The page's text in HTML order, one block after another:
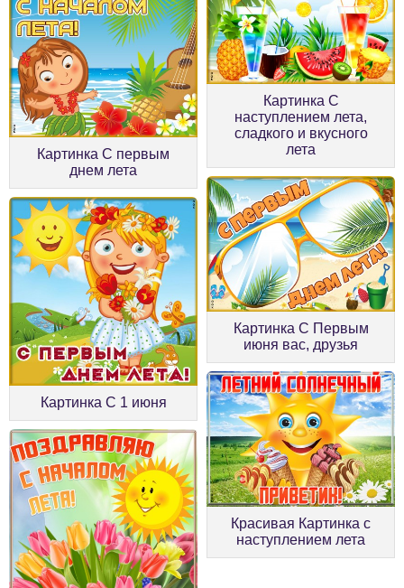
Картинка С первым
днем лета
Картинка С
наступлением лета,
сладкого и вкусного
лета
Картинка С 1 июня
Картинка С Первым
июня вас, друзья
Красивая Картинка с
наступлением лета